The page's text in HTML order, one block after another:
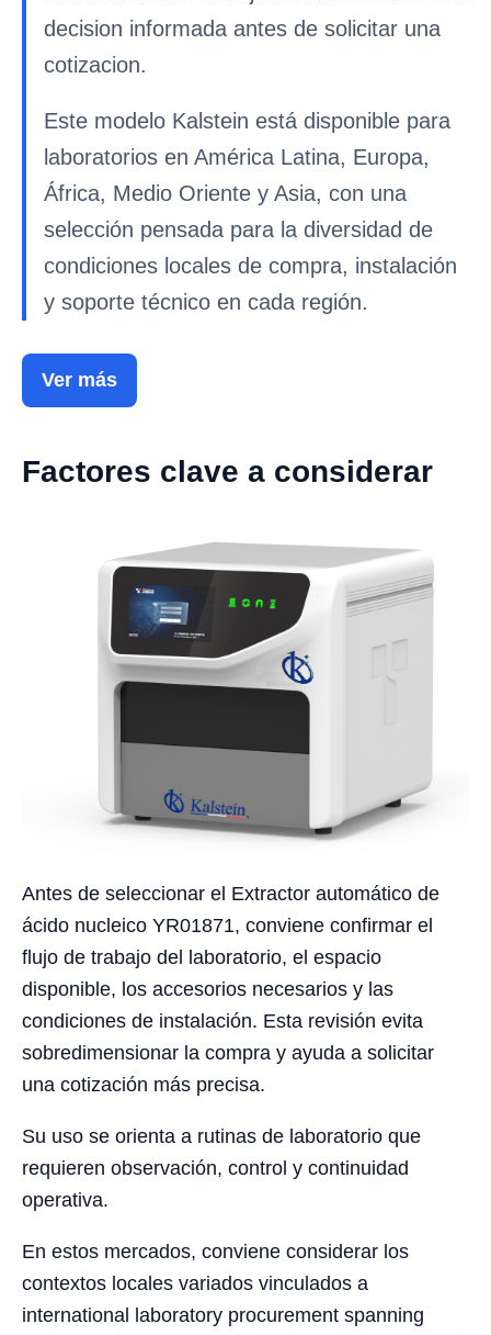
decision informada antes de solicitar una
cotizacion.
Este modelo Kalstein está disponible para
laboratorios en América Latina, Europa,
África, Medio Oriente y Asia, con una
selección pensada para la diversidad de
condiciones locales de compra, instalación
y soporte técnico en cada región.
Ver más
Factores clave a considerar
Antes de seleccionar el Extractor automático de
ácido nucleico YR01871, conviene confirmar el
flujo de trabajo del laboratorio, el espacio
disponible, los accesorios necesarios y las
condiciones de instalación. Esta revisión evita
sobredimensionar la compra y ayuda a solicitar
una cotización más precisa.
Su uso se orienta a rutinas de laboratorio que
requieren observación, control y continuidad
operativa.
En estos mercados, conviene considerar los
contextos locales variados vinculados a
international laboratory procurement spanning